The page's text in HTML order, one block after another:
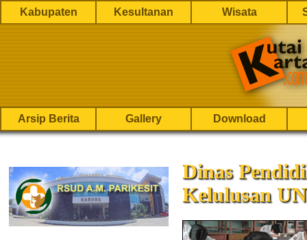
Kabupaten Kesultanan Wisata
Arsip Berita Gallery Download
Dinas
Kelulusan